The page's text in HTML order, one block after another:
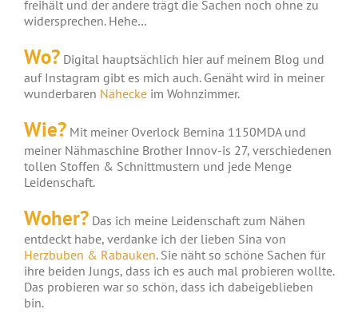
freihält und der andere trägt die Sachen noch ohne zu
widersprechen. Hehe…
Wo? Digital hauptsächlich hier auf meinem Blog und
auf Instagram gibt es mich auch. Genäht wird in meiner
wunderbaren Nähecke im Wohnzimmer.
Wie? Mit meiner Overlock Bernina 1150MDA und
meiner Nähmaschine Brother Innov-is 27, verschiedenen
tollen Stoffen & Schnittmustern und jede Menge
Leidenschaft.
Woher? Das ich meine Leidenschaft zum Nähen
entdeckt habe, verdanke ich der lieben Sina von
Herzbuben & Rabauken. Sie näht so schöne Sachen für
ihre beiden Jungs, dass ich es auch mal probieren wollte.
Das probieren war so schön, dass ich dabeigeblieben
bin.